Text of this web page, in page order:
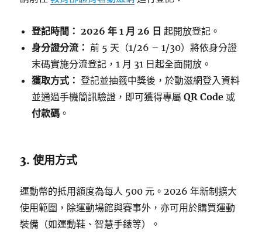
登記時間： 2026 年 1 月 26 日 起開放登記。
身分證分流： 前 5 天（1/26 – 1/30）將依身分證
末碼實施分流登記，1 月 31 日起全面開放。
獲取方式： 登記並抽籤中獎後，於動滋網登入資料
並通過手機簡訊驗證，即可獲得專屬QR Code 或
付款碼 。
3. 使用方式
運動幣的抵用額度為每人 500 元。2026 年新制擴大
使用範圍，除運動場館與賽事外，亦可用於購買運動
裝備（如運動鞋、智慧手錶等）。